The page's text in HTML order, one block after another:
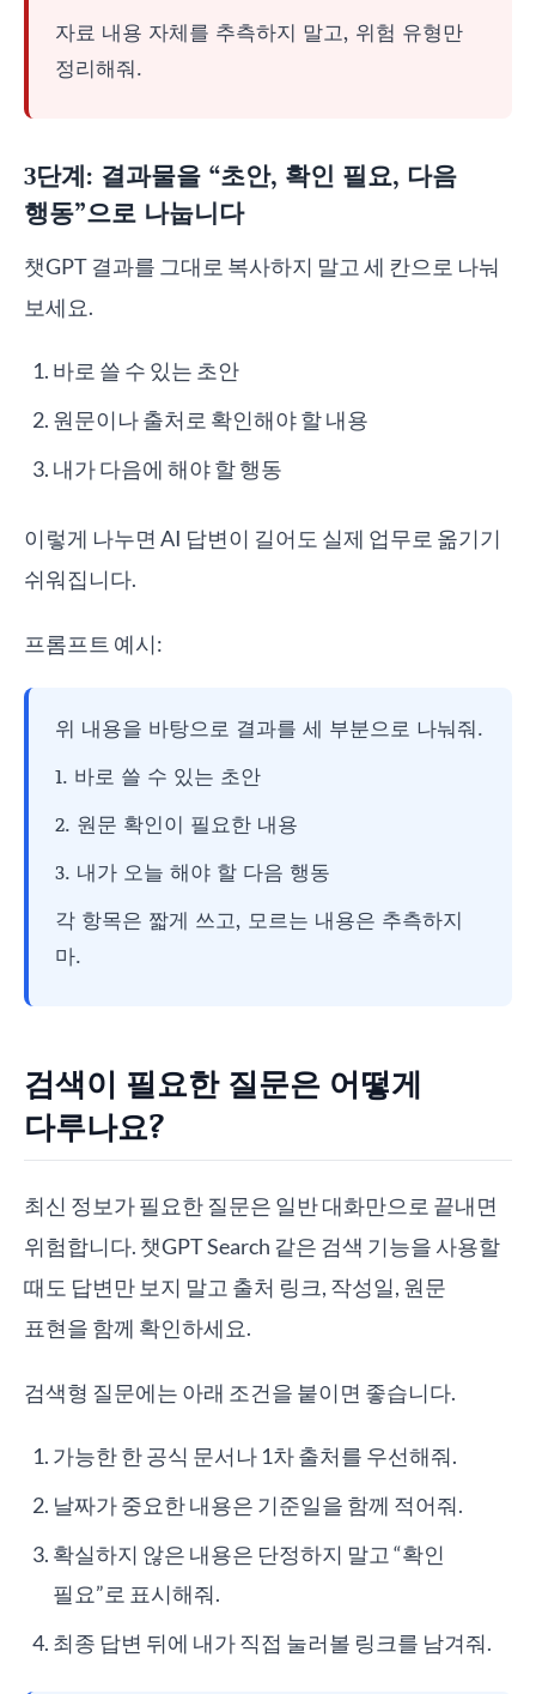
자료 내용 자체를 추측하지 말고, 위험 유형만
정리해줘.
3단계: 결과물을 “초안, 확인 필요, 다음
행동”으로 나눕니다
챗GPT 결과를 그대로 복사하지 말고 세 칸으로 나눠
보세요.
바로 쓸 수 있는 초안
원문이나 출처로 확인해야 할 내용
내가 다음에 해야 할 행동
이렇게 나누면 AI 답변이 길어도 실제 업무로 옮기기
쉬워집니다.
프롬프트 예시:
위 내용을 바탕으로 결과를 세 부분으로 나눠줘.
1. 바로 쓸 수 있는 초안
2. 원문 확인이 필요한 내용
3. 내가 오늘 해야 할 다음 행동
각 항목은 짧게 쓰고, 모르는 내용은 추측하지
마.
검색이 필요한 질문은 어떻게
다루나요?
최신 정보가 필요한 질문은 일반 대화만으로 끝내면
위험합니다. 챗GPT Search 같은 검색 기능을 사용할
때도 답변만 보지 말고 출처 링크, 작성일, 원문
표현을 함께 확인하세요.
검색형 질문에는 아래 조건을 붙이면 좋습니다.
가능한 한 공식 문서나 1차 출처를 우선해줘.
날짜가 중요한 내용은 기준일을 함께 적어줘.
확실하지 않은 내용은 단정하지 말고 “확인
필요”로 표시해줘.
최종 답변 뒤에 내가 직접 눌러볼 링크를 남겨줘.